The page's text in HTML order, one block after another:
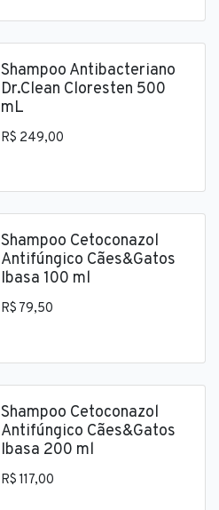
Shampoo Antibacteriano
Dr.Clean Cloresten 500
mL
R$ 249,00
Shampoo Cetoconazol
Antifúngico Cães&Gatos
Ibasa 100 ml
R$ 79,50
Shampoo Cetoconazol
Antifúngico Cães&Gatos
Ibasa 200 ml
R$ 117,00